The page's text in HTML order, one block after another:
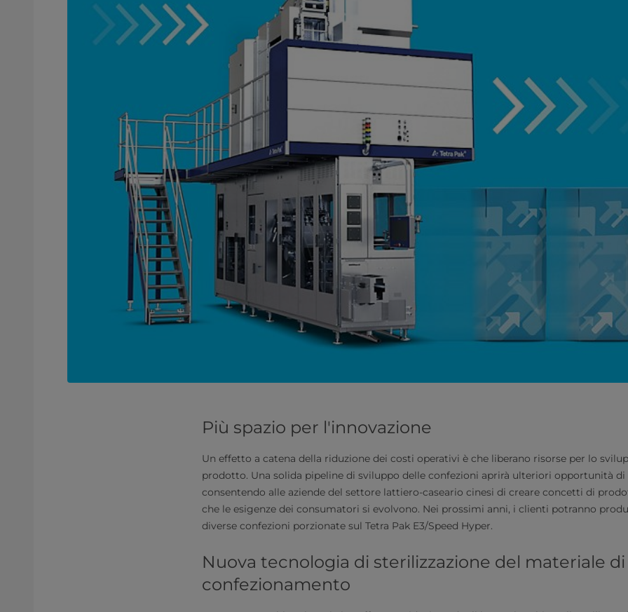
Più spazio per l'innovazione
Un effetto a catena della riduzione dei costi operativi è che liberano risorse per lo
prodotto. Una solida pipeline di sviluppo delle confezioni aprirà ulteriori opportunità di
consentendo alle aziende del settore lattiero-caseario cinesi di creare concetti di
che le esigenze dei consumatori si evolvono. Nei prossimi anni, i clienti potranno
diverse confezioni porzionate sul Tetra Pak E3/Speed Hyper.
Nuova tecnologia di sterilizzazione del materiale di
confezionamento